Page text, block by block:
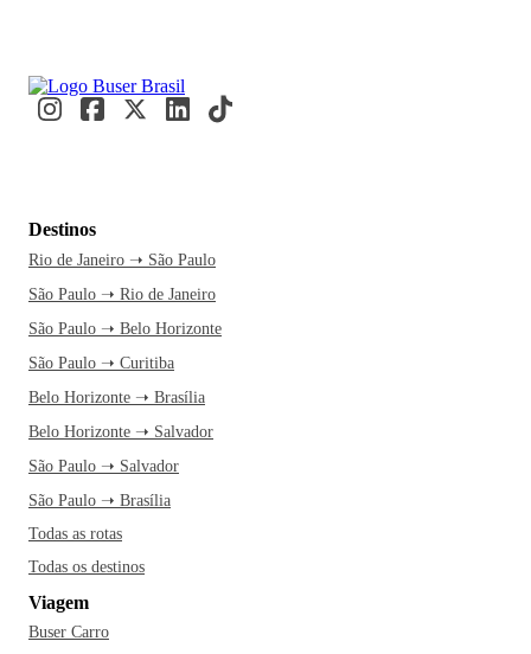
Destinos
Rio de Janeiro ➝ São Paulo
São Paulo ➝ Rio de Janeiro
São Paulo ➝ Belo Horizonte
São Paulo ➝ Curitiba
Belo Horizonte ➝ Brasília
Belo Horizonte ➝ Salvador
São Paulo ➝ Salvador
São Paulo ➝ Brasília
Todas as rotas
Todas os destinos
Viagem
Buser Carro